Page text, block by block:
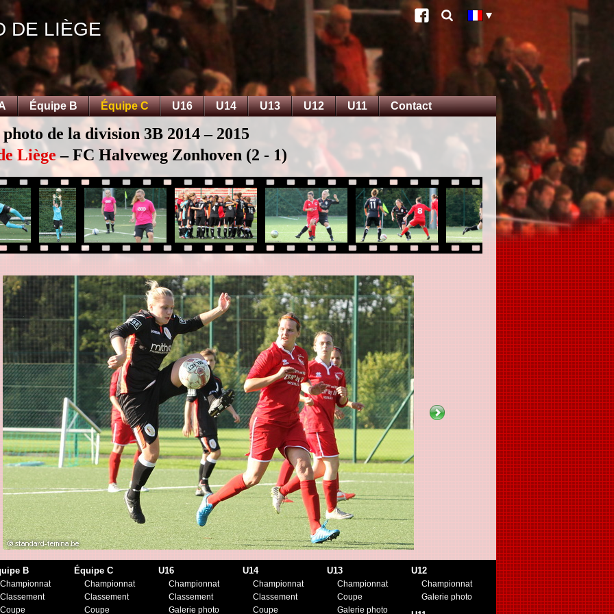
DE LIÈGE
Équipe B Équipe C U16 U14 U13 U12 U11 Contact
de la division 3B 2014 – 2015
Liège– FC Halveweg Zonhoven (2 - 1)
B
Championnat
Classement
Coupe
Équipe C
Championnat
Classement
Coupe
U16
Championnat
Classement
Galerie photo
U14
Championnat
Classement
Coupe
U13
Championnat
Coupe
Galerie photo
U12
Championnat
Galerie photo